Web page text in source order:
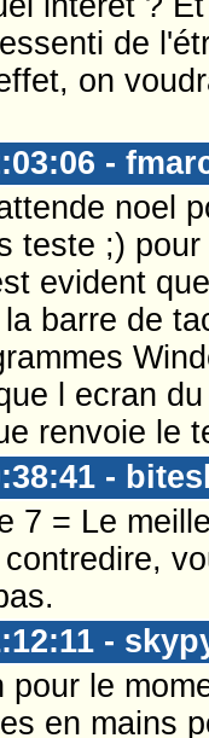
de
on
-
noel
teste ;)
evident
barre de
l ecran
renvoie le
-
7 = Le
contredire,
-
pour le
en mains